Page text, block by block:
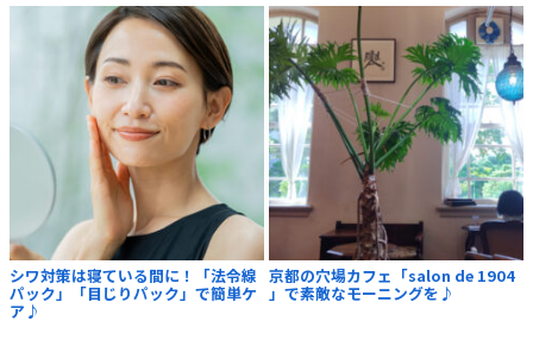
シワ対策は寝ている間に！「法令線
パック」「目じりパック」で簡単ケ
ア♪
京都の穴場カフェ「salon de 1904
」で素敵なモーニングを♪